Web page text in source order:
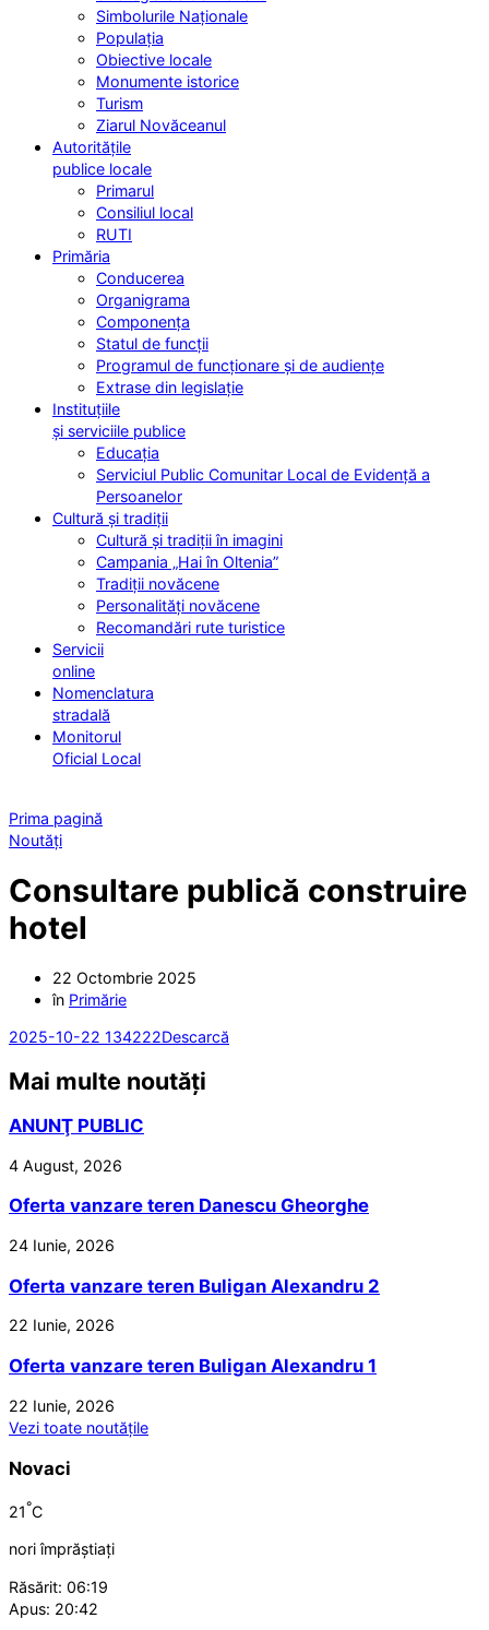
Simbolurile Naționale
Populația
Obiective locale
Monumente istorice
Turism
Ziarul Novăceanul
Autoritățile
publice locale
Primarul
Consiliul local
RUTI
Primăria
Conducerea
Organigrama
Componența
Statul de funcții
Programul de funcționare și de audiențe
Extrase din legislație
Instituțiile
și serviciile publice
Educația
Serviciul Public Comunitar Local de Evidență a
Persoanelor
Cultură și tradiții
Cultură și tradiții în imagini
Campania „Hai în Oltenia”
Tradiții novăcene
Personalități novăcene
Recomandări rute turistice
Servicii
online
Nomenclatura
stradală
Monitorul
Oficial Local
Prima pagină
Noutăți
Consultare publică construire
hotel
22 Octombrie 2025
în Primărie
2025-10-22 134222Descarcă
Mai multe noutăți
ANUNŢ PUBLIC
4 August, 2026
Oferta vanzare teren Danescu Gheorghe
24 Iunie, 2026
Oferta vanzare teren Buligan Alexandru 2
22 Iunie, 2026
Oferta vanzare teren Buligan Alexandru 1
22 Iunie, 2026
Vezi toate noutățile
Novaci
21°C
nori împrăștiați
Răsărit: 06:19
Apus: 20:42